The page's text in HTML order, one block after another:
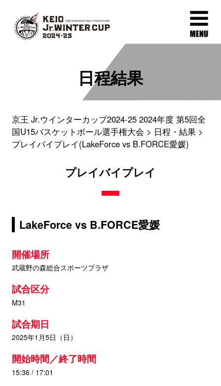
日程結果
京王 Jr.ウインターカップ2024-25 2024年度 第5回全
国U15バスケットボール選手権大会
日程・結果
プレイバイプレイ(LakeForce vs B.FORCE愛媛)
プレイバイプレイ
LakeForce vs B.FORCE愛媛
開催場所
武蔵野の森総合スポーツプラザ
試合区分
M31
試合期日
2025年1月5日（日）
開始時間／終了時間
15:36 / 17:01